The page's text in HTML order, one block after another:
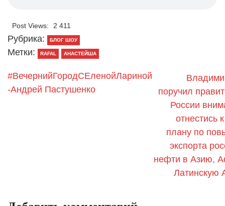
Post Views: 2 411
Рубрика: БЛОГ ШОУ
Метки: RAFAL АНАСТЕЙША
#ВечернийГородСЕленойЛариной
-Андрей Пастушенко
поручил
России
отнестись
плану по
экспорта
нефти в Азию,
Латинскую